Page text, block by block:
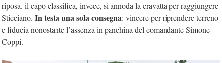
riposa. il capo classifica, invece, si annoda la cravatta per raggiungere
Sticciano. In testa una sola consegna: vincere per riprendere terreno
e fiducia nonostante l’assenza in panchina del comandante Simone
Coppi.